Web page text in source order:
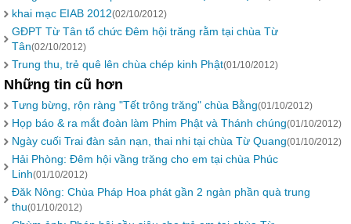
khai mạc EIAB 2012(02/10/2012)
GĐPT Từ Tân tổ chức Đêm hội trăng rằm tại chùa Từ
Tân(02/10/2012)
Trung thu, trẻ quê lên chùa chép kinh Phật(01/10/2012)
Những tin cũ hơn
Tưng bừng, rộn ràng "Tết trông trăng" chùa Bằng(01/10/2012)
Họp báo & ra mắt đoàn làm Phim Phật và Thánh chúng(01/10/2012)
Ngày cuối Trai đàn sản nạn, thai nhi tại chùa Từ Quang(01/10/2012)
Hải Phòng: Đêm hội vầng trăng cho em tại chùa Phúc
Linh(01/10/2012)
Đăk Nông: Chùa Pháp Hoa phát gần 2 ngàn phần quà trung
thu(01/10/2012)